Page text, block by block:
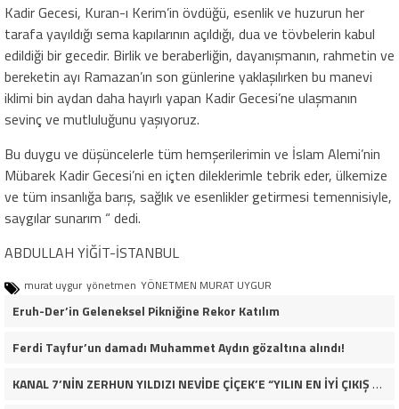
Kadir Gecesi, Kuran-ı Kerim’in övdüğü, esenlik ve huzurun her
tarafa yayıldığı sema kapılarının açıldığı, dua ve tövbelerin kabul
edildiği bir gecedir. Birlik ve beraberliğin, dayanışmanın, rahmetin ve
bereketin ayı Ramazan’ın son günlerine yaklaşılırken bu manevi
iklimi bin aydan daha hayırlı yapan Kadir Gecesi’ne ulaşmanın
sevinç ve mutluluğunu yaşıyoruz.
Bu duygu ve düşüncelerle tüm hemşerilerimin ve İslam Alemi’nin
Mübarek Kadir Gecesi’ni en içten dileklerimle tebrik eder, ülkemize
ve tüm insanlığa barış, sağlık ve esenlikler getirmesi temennisiyle,
saygılar sunarım “ dedi.
ABDULLAH YİĞİT-İSTANBUL
murat uygur yönetmen YÖNETMEN MURAT UYGUR
Eruh-Der’in Geleneksel Pikniğine Rekor Katılım
Ferdi Tayfur’un damadı Muhammet Aydın gözaltına alındı!
KANAL 7’NİN ZERHUN YILDIZI NEVİDE ÇİÇEK’E “YILIN EN İYİ ÇIKIŞ YAPAN KADIN OYUNCUSU” ÖDÜLÜ!